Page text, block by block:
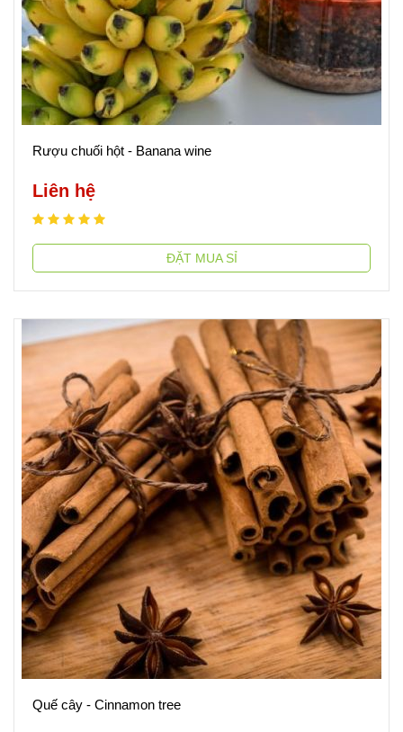
Rượu chuối hột - Banana wine
Liên hệ
ĐẶT MUA SỈ
Quế cây - Cinnamon tree